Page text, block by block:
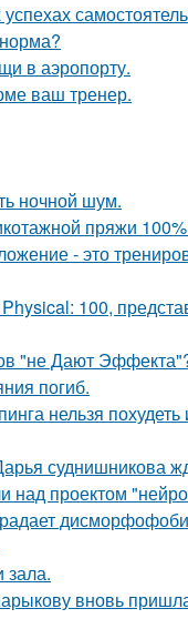
в аэропорту.
ваш тренер.
ночной шум.
пряжи
- это
100,
"не Дают
погиб.
нельзя
суднишникова
проектом
зала.
вновь